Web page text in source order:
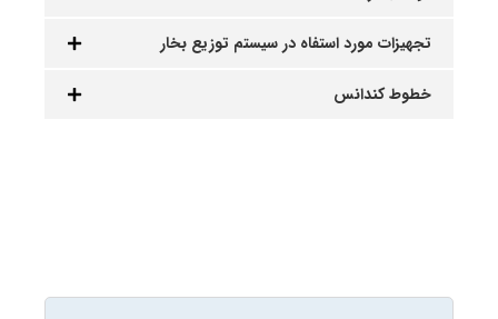
تجهیزات مورد استفاه در سیستم توزیع بخار
خطوط کندانس